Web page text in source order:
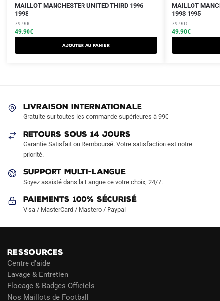
MAILLOT MANCHESTER UNITED THIRD 1996
1998
79.90€
Le
prix
initial
était :
49.90€
Le
prix
actuel
est :
AJOUTER AU PANIER
Ce
produit
a
plusieurs
variations.
choisies
la
page
produit
MAILLOT
1993 1995
79.90€
Le
prix
initial
était :
49.90€
Le
prix
actuel
est :
Ce
produit
a
plusieurs
variations.
page
LIVRAISON INTERNATIONALE
Gratuite sur toutes les commande supérieures à 99€
RETOURS SOUS 14 JOURS
Garantie Satisfait ou Remboursé. Votre satisfaction est notre
priorité.
SUPPORT MULTI-LANGUE
Soyez assisté dans la Langue de votre choix, 24/7.
Paiements 100% Sécurisé
Visa / MasterCard / Mastero / Paypal
RESSOURCES
Centre d’aide
Lavage & Entretien
Flocage & Badges Officiels
Nos Maillots de Football